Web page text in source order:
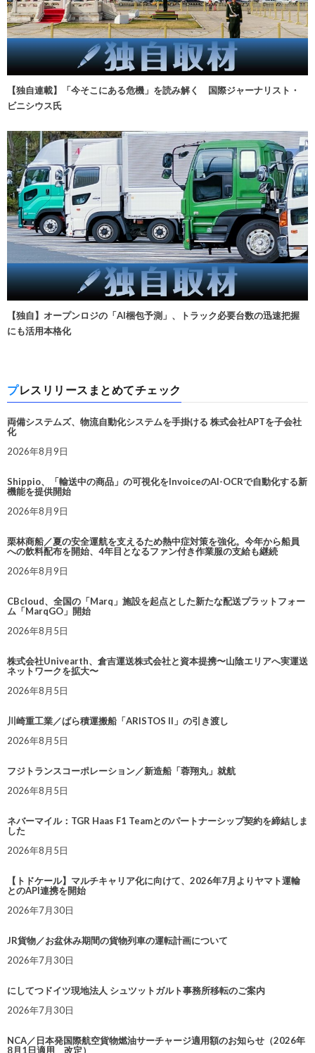
【独自連載】「今そこにある危機」を読み解く 国際ジャーナリスト・
ビニシウス氏
【独自】オープンロジの「AI梱包予測」、トラック必要台数の迅速把握
にも活用本格化
プレスリリースまとめてチェック
両備システムズ、物流自動化システムを手掛ける 株式会社APTを子会社
化
2026年8月9日
Shippio、「輸送中の商品」の可視化をInvoiceのAI-OCRで自動化する新
機能を提供開始
2026年8月9日
栗林商船／夏の安全運航を支えるため熱中症対策を強化。今年から船員
への飲料配布を開始、4年目となるファン付き作業服の支給も継続
2026年8月9日
CBcloud、全国の「Marq」施設を起点とした新たな配送プラットフォー
ム「MarqGO」開始
2026年8月5日
株式会社Univearth、倉吉運送株式会社と資本提携〜山陰エリアへ実運送
ネットワークを拡大〜
2026年8月5日
川崎重工業／ばら積運搬船「ARISTOS II」の引き渡し
2026年8月5日
フジトランスコーポレーション／新造船「蓉翔丸」就航
2026年8月5日
ネバーマイル：TGR Haas F1 Teamとのパートナーシップ契約を締結しま
した
2026年8月5日
【トドケール】マルチキャリア化に向けて、2026年7月よりヤマト運輸
とのAPI連携を開始
2026年7月30日
JR貨物／お盆休み期間の貨物列車の運転計画について
2026年7月30日
にしてつドイツ現地法人 シュツットガルト事務所移転のご案内
2026年7月30日
NCA／日本発国際航空貨物燃油サーチャージ適用額のお知らせ（2026年
8月1日適用 改定）